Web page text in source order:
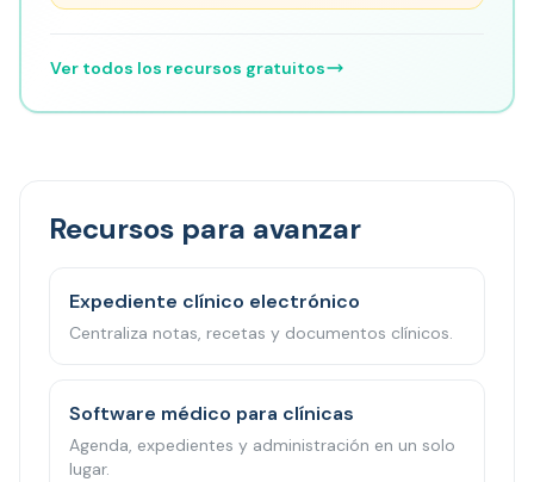
Ver todos los recursos gratuitos
Recursos para avanzar
Expediente clínico electrónico
Centraliza notas, recetas y documentos clínicos.
Software médico para clínicas
Agenda, expedientes y administración en un solo
lugar.